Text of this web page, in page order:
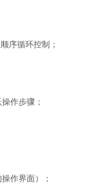
序循环控制；
作步骤；
作界面）；